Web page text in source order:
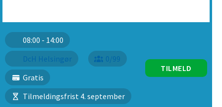
08:00 - 14:00
DcH Helsingør
0/99
Gratis
Tilmeldingsfrist 4. september
TILMELD